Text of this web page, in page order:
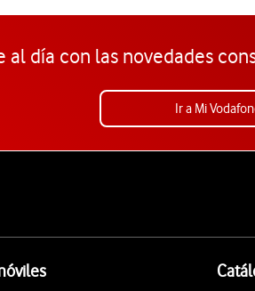
al día con las novedades
Ir a Mi